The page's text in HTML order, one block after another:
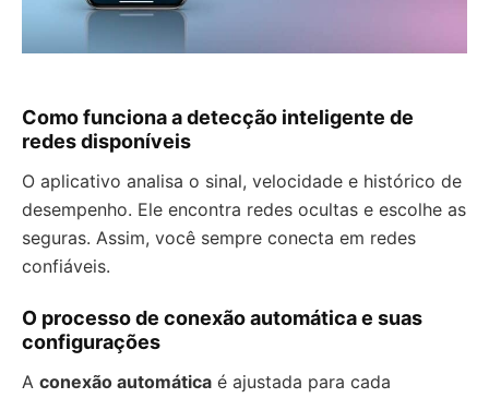
Como funciona a detecção inteligente de
redes disponíveis
O aplicativo analisa o sinal, velocidade e histórico de
desempenho. Ele encontra redes ocultas e escolhe as
seguras. Assim, você sempre conecta em redes
confiáveis.
O processo de conexão automática e suas
configurações
A conexão automática é ajustada para cada